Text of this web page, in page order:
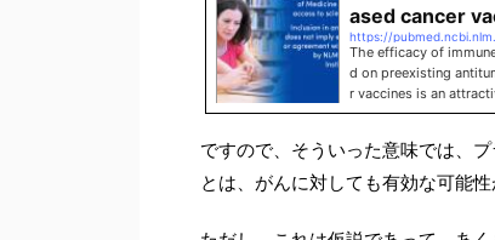
ased cancer
https://
The efficacy of
d on preexisting
r vaccines is an
cells (PDC) are strong
ですので、そういった意味では、
とは、がんに対しても有効な可能性